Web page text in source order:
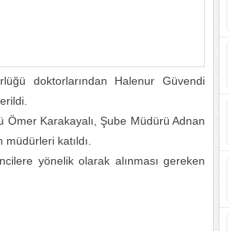
doktorlarından Halenur Güvendi
Karakayalı, Şube Müdürü Adnan
katıldı.
yönelik olarak alınması gereken